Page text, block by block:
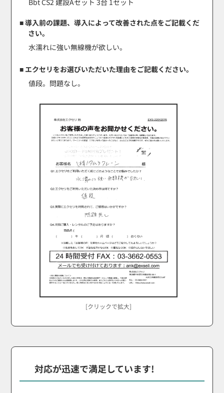
[クリックで拡大]
■ 導入前の課題、導入によって改善された点をご記載くだ
さい。
水濡れに強い無線機が欲しい。
■ エクセリをお選びいただいた理由をご記載ください。
値段。問題なし。
対応が迅速で満足しています!